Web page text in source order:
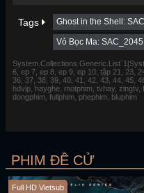
Tags Ghost in the Shell:
Vỏ Bọc Ma:
6, ep 7, ep 8, ep 9, ep 10, tập 21, 23,
36, 37, 38, 39, 40, 41, 42, 43, 44, 45,
hdvip, hayghe, motphim, tvhay, zingtv,
dongphim, fullphim, phephim, bluphim
PHIM ĐỀ CỬ
Full HD Vietsub